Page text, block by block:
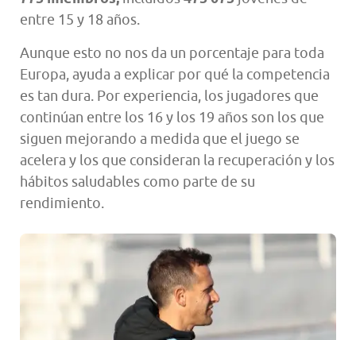
entre 15 y 18 años.
Aunque esto no nos da un porcentaje para toda
Europa, ayuda a explicar por qué la competencia
es tan dura. Por experiencia, los jugadores que
continúan entre los 16 y los 19 años son los que
siguen mejorando a medida que el juego se
acelera y los que consideran la recuperación y los
hábitos saludables como parte de su
rendimiento.